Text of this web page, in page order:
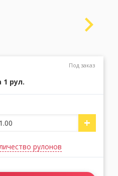
Под заказ
1 рул.
+
рулонов